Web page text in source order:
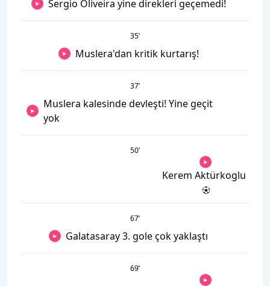
Sergio Oliveira yine direkleri geçemedi!
35’
Muslera'dan kritik kurtarış!
37’
Muslera kalesinde devleşti! Yine geçit
yok
50’
Kerem Aktürkoglu
67’
Galatasaray 3. gole çok yaklaştı
69’